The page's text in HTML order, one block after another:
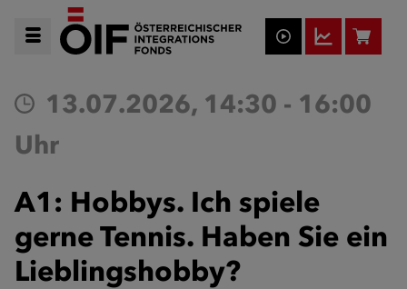
13.07.2026, 14:30 - 16:00
Uhr
A1: Hobbys. Ich spiele
gerne Tennis. Haben Sie ein
Lieblingshobby?